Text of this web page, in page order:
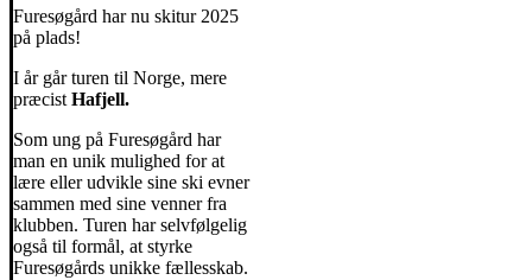
Furesøgård har nu skitur 2025
på plads!
I år går turen til Norge, mere
præcist Hafjell.
Som ung på Furesøgård har
man en unik mulighed for at
lære eller udvikle sine ski evner
sammen med sine venner fra
klubben. Turen har selvfølgelig
også til formål, at styrke
Furesøgårds unikke fællesskab.